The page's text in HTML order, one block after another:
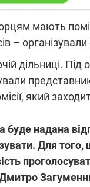
мають
організували
дільниці.
який
надана
Для того,